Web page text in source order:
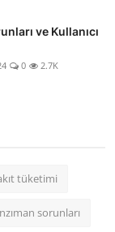
ve Kullanıcı
0 2.7K
tüketimi
sorunları